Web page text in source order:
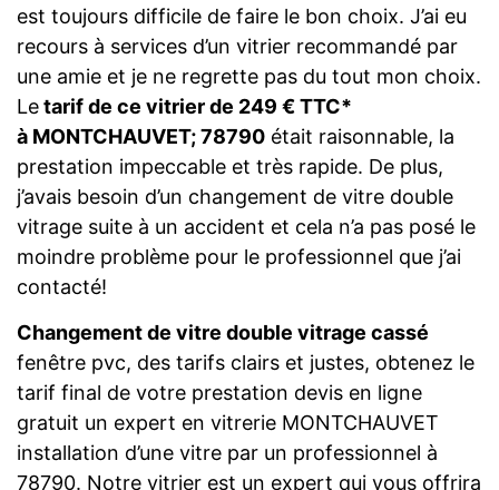
est toujours difficile de faire le bon choix. J’ai eu
recours à services d’un vitrier recommandé par
une amie et je ne regrette pas du tout mon choix.
Letarif de ce vitrier de 249 € TTC*
à MONTCHAUVET; 78790 était raisonnable, la
prestation impeccable et très rapide. De plus,
j’avais besoin d’un changement de vitre double
vitrage suite à un accident et cela n’a pas posé le
moindre problème pour le professionnel que j’ai
contacté!
Changement de vitre double vitrage cassé
fenêtre pvc, des tarifs clairs et justes, obtenez le
tarif final de votre prestation devis en ligne
gratuit un expert en vitrerie MONTCHAUVET
installation d’une vitre par un professionnel à
78790. Notre vitrier est un expert qui vous offrira